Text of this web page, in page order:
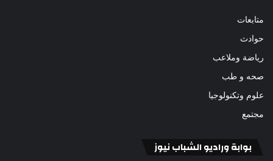
متابعات
حوادث
رياضة وملاعب
صحه و طب
علوم وتكنولوجيا
مجتمع
بوابة وراديو الشباب نيوز